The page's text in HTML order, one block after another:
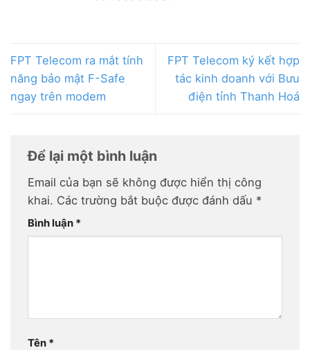
FPT Telecom ra mắt tính
năng bảo mật F-Safe
ngay trên modem
FPT Telecom ký kết hợp
tác kinh doanh với Bưu
điện tỉnh Thanh Hoá
Để lại một bình luận
Email của bạn sẽ không được hiển thị công
khai. Các trường bắt buộc được đánh dấu *
Bình luận *
Tên *